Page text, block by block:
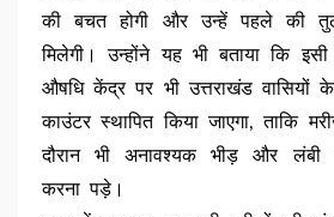
की बचत होगी और उन्हें पहले की
मिलेगी। उन्होंने यह भी बताया कि
औषधि केंद्र पर भी उत्तराखंड
काउंटर स्थापित किया जाएगा, ताकि
दौरान भी अनावश्यक भीड़ और लंबी
करना पड़े।